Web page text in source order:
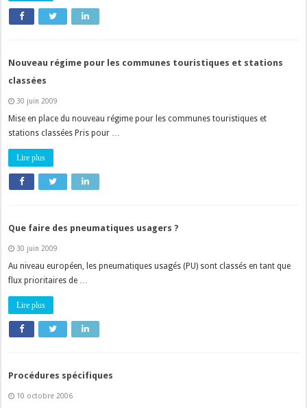
Nouveau régime pour les communes touristiques et stations
classées
30 juin 2009
Mise en place du nouveau régime pour les communes touristiques et
stations classées Pris pour …
Lire plus
Que faire des pneumatiques usagers ?
30 juin 2009
Au niveau européen, les pneumatiques usagés (PU) sont classés en tant que
flux prioritaires de …
Lire plus
Procédures spécifiques
10 octobre 2006